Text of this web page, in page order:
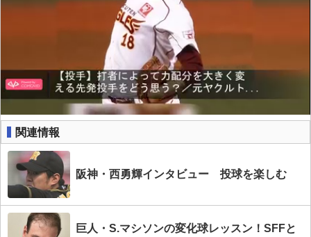
関連情報
阪神・西勇輝インタビュー 投球を楽しむ
巨人・S.マシソンの変化球レッスン！SFFと